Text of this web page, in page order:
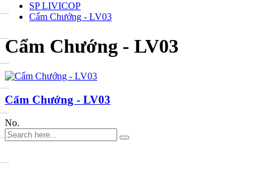
SP LIVICOP
Cẩm Chướng - LV03
Cẩm Chướng - LV03
Cẩm Chướng - LV03
No.